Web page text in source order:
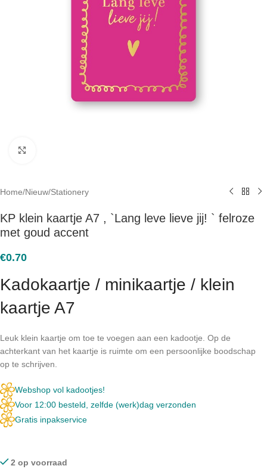
Home/Nieuw/Stationery
KP klein kaartje A7 , `Lang leve lieve jij! ` felroze
met goud accent
€0.70
Kadokaartje / minikaartje / klein
kaartje A7
Leuk klein kaartje om toe te voegen aan een kadootje. Op de
achterkant van het kaartje is ruimte om een persoonlijke boodschap
op te schrijven.
Webshop vol kadootjes!
Voor 12:00 besteld, zelfde (werk)dag verzonden
Gratis inpakservice
2 op voorraad